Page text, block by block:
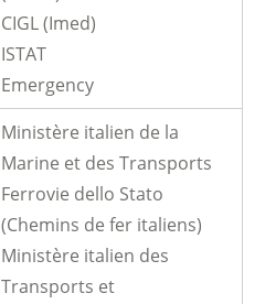
CIGL (Imed)
ISTAT
Emergency
Ministère italien de la
Marine et des Transports
Ferrovie dello Stato
(Chemins de fer italiens)
Ministère italien des
Transports et